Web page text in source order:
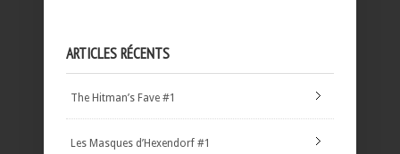
ARTICLES RÉCENTS
The Hitman’s Fave #1
Les Masques d’Hexendorf #1